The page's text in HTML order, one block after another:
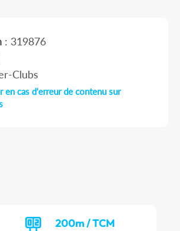
: 319876
Clubs
en cas d'erreur de contenu sur
200m / TCM